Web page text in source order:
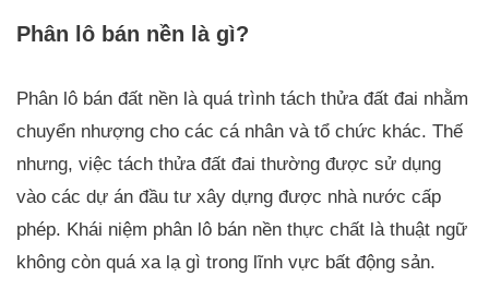
Phân lô bán nền là gì?
Phân lô bán đất nền là quá trình tách thửa đất đai nhằm
chuyển nhượng cho các cá nhân và tổ chức khác. Thế
nhưng, việc tách thửa đất đai thường được sử dụng
vào các dự án đầu tư xây dựng được nhà nước cấp
phép. Khái niệm phân lô bán nền thực chất là thuật ngữ
không còn quá xa lạ gì trong lĩnh vực bất động sản.